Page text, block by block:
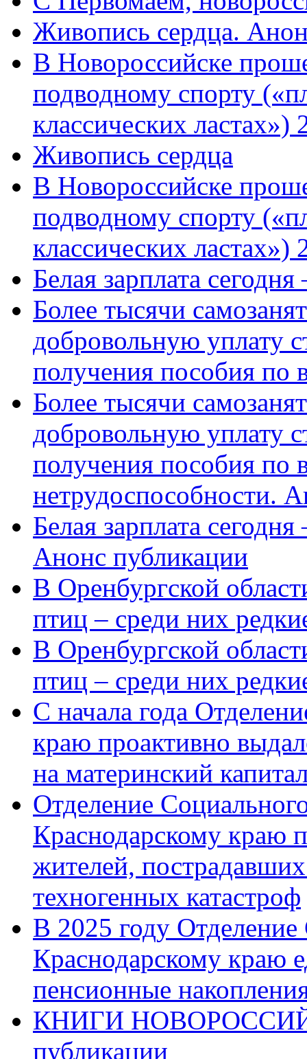
Живопись сердца.
В Новороссийске
подводному спорту
классических
Живопись сердца
В Новороссийске
подводному спорту
классических ластах»)
Белая зарплата
Более тысячи
добровольную уплату
получения пособия по
Более тысячи
добровольную уплату
получения пособия по
нетрудоспособности.
Белая зарплата
Анонс публикации
В Оренбургской
птиц – среди них
В Оренбургской
птиц – среди них
С начала года
краю проактивно
на материнский
Отделение
Краснодарскому краю
жителей,
техногенных катастроф
В 2025 году
Краснодарскому краю
пенсионные
КНИГИ
публикации